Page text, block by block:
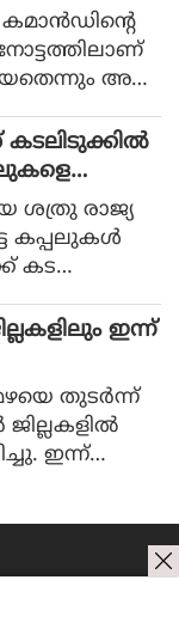
അ
എ
സാങ്കേതിക
മ
ശത്രു രാജ്യ
കപ്പലുകള്‍
കട
നിര്‍ദ്ദേശം
ഇറാനിയന്‍
ചെയ്തു.
ഇന്ന്
തുടർന്ന്
ഇന്ന്
സ്ഥാപന